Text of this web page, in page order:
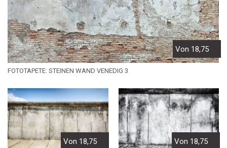
Von 18,75
FOTOTAPETE: STEINEN WAND VENEDIG 3
Von 18,75 Von 18,75